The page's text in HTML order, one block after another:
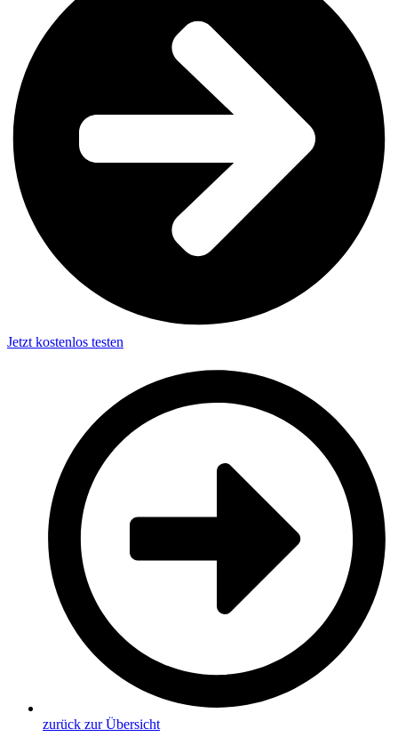
Jetzt kostenlos testen
zurück zur Übersicht